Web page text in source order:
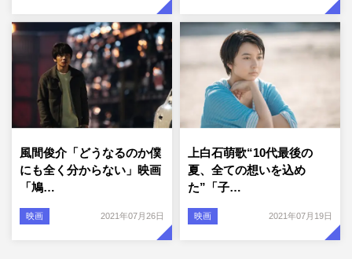
風間俊介「どうなるのか僕
にも全く分からない」映画
「鳩…
映画 2021年07月26日
上白石萌歌“10代最後の
夏、全ての想いを込め
た”「子…
映画 2021年07月19日